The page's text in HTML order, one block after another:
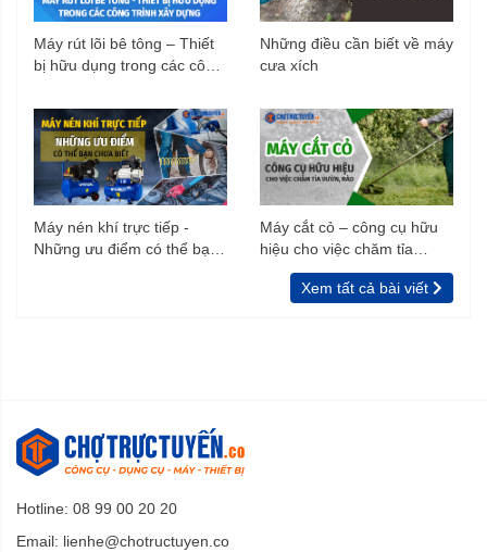
Máy rút lõi bê tông – Thiết
bị hữu dụng trong các công
Những điều cần biết về máy
cưa xích
Máy nén khí trực tiếp -
Những ưu điểm có thể bạn
Máy cắt cỏ – công cụ hữu
hiệu cho việc chăm tỉa
vườn, rào
Xem tất cả bài viết
Hotline: 08 99 00 20 20
Email: lienhe@chotructuyen.co